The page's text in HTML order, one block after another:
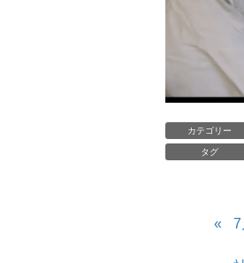
カテゴリー
タグ
7